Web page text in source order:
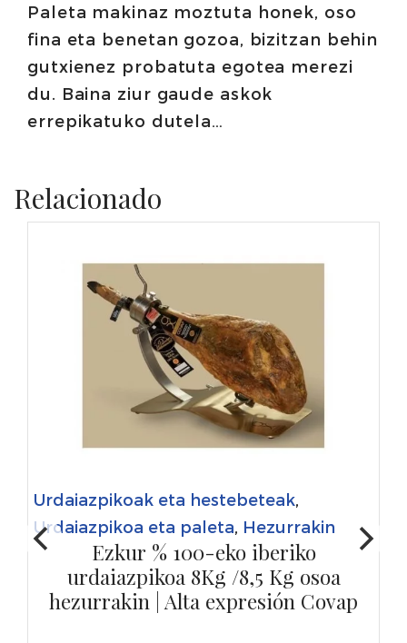
Paleta makinaz moztuta honek, oso
fina eta benetan gozoa, bizitzan behin
gutxienez probatuta egotea merezi
du. Baina ziur gaude askok
errepikatuko dutela…
Relacionado
Urdaiazpikoak eta hestebeteak
Urdaiazpikoa eta paleta Hezurrakin
Ezkur % 100-eko iberiko
urdaiazpikoa 8Kg /8,5 Kg osoa
hezurrakin | Alta expresión Covap